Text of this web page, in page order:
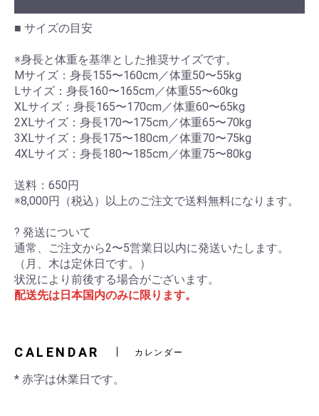
■ サイズの目安
※身長と体重を基準とした推奨サイズです。
Mサイズ：身長155〜160cm／体重50〜55kg
Lサイズ：身長160〜165cm／体重55〜60kg
XLサイズ：身長165〜170cm／体重60〜65kg
2XLサイズ：身長170〜175cm／体重65〜70kg
3XLサイズ：身長175〜180cm／体重70〜75kg
4XLサイズ：身長180〜185cm／体重75〜80kg
送料：650円
※8,000円（税込）以上のご注文で送料無料になります。
? 発送について
通常、ご注文から2〜5営業日以内に発送いたします。
（月、木は定休日です。）
状況により前後する場合がございます。
配送先は日本国内のみに限ります。
CALENDAR カレンダー
* 赤字は休業日です。